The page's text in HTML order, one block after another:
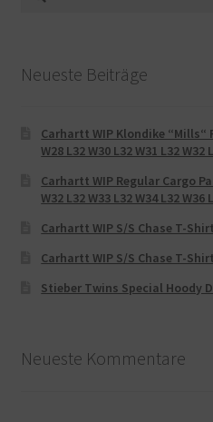
nach:
Neueste Beiträge
Carhartt WIP Klondike “Mills“
W28 L32 W30 L32 W31 L32 W32
Carhartt WIP Regular Cargo
W32 L32 W33 L32 W34 L32 W36
Carhartt WIP S/S Chase T-
Carhartt WIP S/S Chase T-
Stieber Twins Special Hoody
Neueste Kommentare